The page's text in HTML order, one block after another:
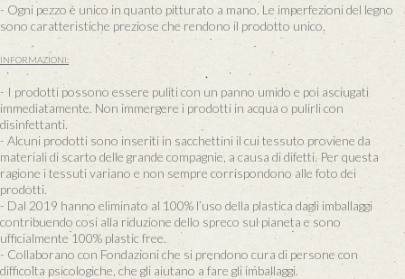
- Ogni pezzo è unico in quanto pitturato a mano. Le imperfezioni del legno
sono caratteristiche preziose che rendono il prodotto unico.
INFORMAZIONI:
- I prodotti possono essere puliti con un panno umido e poi asciugati
immediatamente. Non immergere i prodotti in acqua o pulirli con
disinfettanti.
- Alcuni prodotti sono inseriti in sacchettini il cui tessuto proviene da
materiali di scarto delle grande compagnie, a causa di difetti. Per questa
ragione i tessuti variano e non sempre corrispondono alle foto dei
prodotti.
- Dal 2019 hanno eliminato al 100% l’uso della plastica dagli imballaggi
contribuendo cosi alla riduzione dello spreco sul pianeta e sono
ufficialmente 100% plastic free.
- Collaborano con Fondazioni che si prendono cura di persone con
difficolta psicologiche, che gli aiutano a fare gli imballaggi.